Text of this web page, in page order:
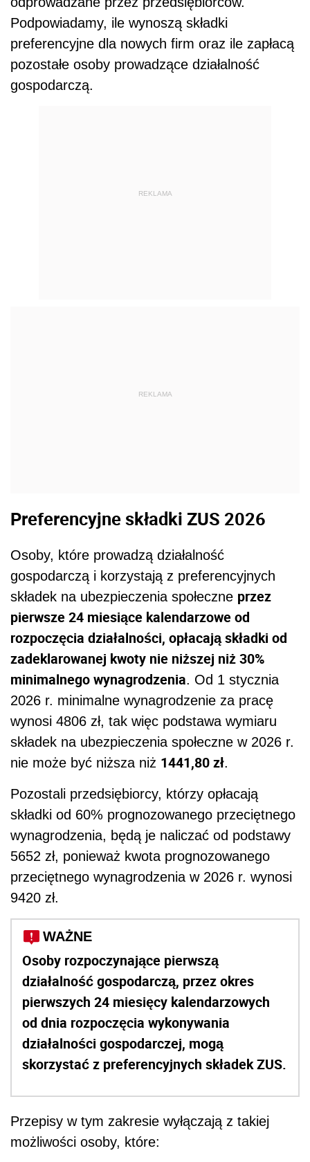
Podpowiadamy, ile wynoszą składki
preferencyjne dla nowych firm oraz ile zapłacą
pozostałe osoby prowadzące działalność
gospodarczą.
REKLAMA
REKLAMA
Preferencyjne składki ZUS 2026
Osoby, które prowadzą działalność
gospodarczą i korzystają z preferencyjnych
składek na ubezpieczenia społeczne przez
pierwsze 24 miesiące kalendarzowe od
rozpoczęcia działalności, opłacają składki od
zadeklarowanej kwoty nie niższej niż 30%
minimalnego wynagrodzenia. Od 1 stycznia
2026 r. minimalne wynagrodzenie za pracę
wynosi 4806 zł, tak więc podstawa wymiaru
składek na ubezpieczenia społeczne w 2026 r.
nie może być niższa niż 1441,80 zł.
Pozostali przedsiębiorcy, którzy opłacają
składki od 60% prognozowanego przeciętnego
wynagrodzenia, będą je naliczać od podstawy
5652 zł, ponieważ kwota prognozowanego
przeciętnego wynagrodzenia w 2026 r. wynosi
9420 zł.
WAŻNE
Osoby rozpoczynające pierwszą
działalność gospodarczą, przez okres
pierwszych 24 miesięcy kalendarzowych
od dnia rozpoczęcia wykonywania
działalności gospodarczej, mogą
skorzystać z preferencyjnych składek ZUS.
Przepisy w tym zakresie wyłączają z takiej
możliwości osoby, które: